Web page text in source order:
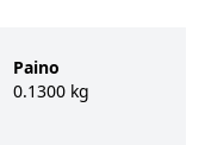
Paino
0.1300 kg